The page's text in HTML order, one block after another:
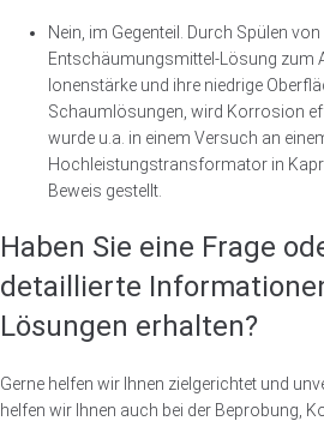
Nein, im Gegenteil. Durch Spülen
Entschäumungsmittel-Lösung zum
Ionenstärke und ihre niedrige
Schaumlösungen, wird Korrosion
wurde u.a. in einem Versuch an
Hochleistungstransformator in
Beweis gestellt.
Haben Sie eine Frage
detaillierte
Lösungen erhalten?
Gerne helfen wir Ihnen zielgerichtet und
helfen wir Ihnen auch bei der Beprobung,